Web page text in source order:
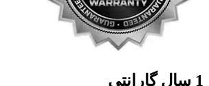
1 سال گارانتی